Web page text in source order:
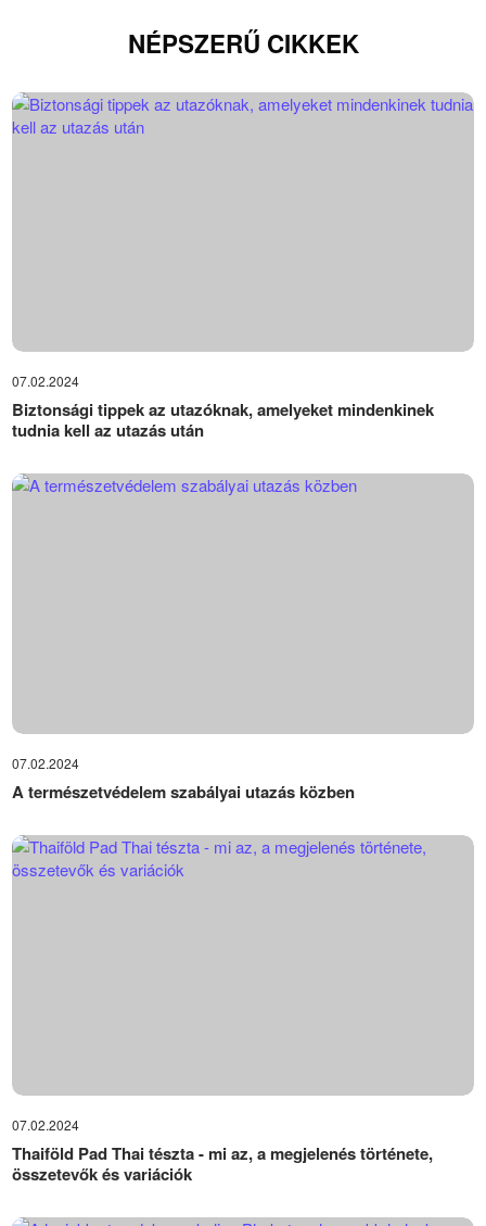
NÉPSZERŰ CIKKEK
07.02.2024
Biztonsági tippek az utazóknak, amelyeket mindenkinek
tudnia kell az utazás után
07.02.2024
A természetvédelem szabályai utazás közben
07.02.2024
Thaiföld Pad Thai tészta - mi az, a megjelenés története,
összetevők és variációk